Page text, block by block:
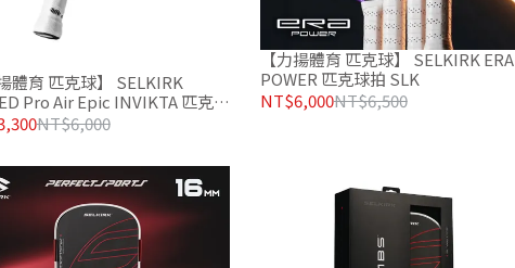
揚體育 匹克球】 SELKIRK
Pro Air Epic INVIKTA 匹克球
簽名版
NT$6,000
【力揚體育 匹克球】 SELKIRK ERA
POWER 匹克球拍 SLK
NT$6,000NT$6,500